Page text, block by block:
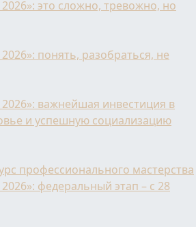
2026»: это сложно, тревожно, но
понять, разобраться, не
2026»: важнейшая инвестиция в
и успешную социализацию
профессионального мастерства
федеральный этап – с 28